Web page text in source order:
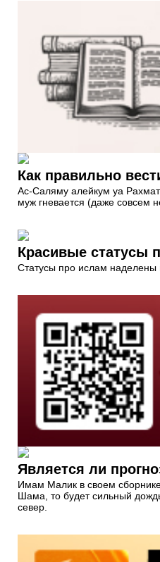
Как правильно
Ас-Саляму алейкум уа
муж гневается (даже совсем
Красивые статусы
Статусы про ислам наделены
Является ли
Имам Малик в своем
Шама, то будет сильный
север.